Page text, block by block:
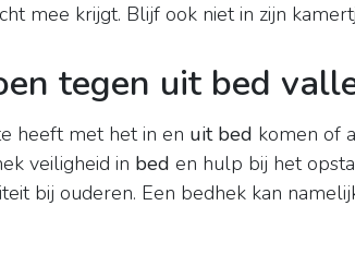
mee krijgt. Blijf ook niet in zijn
tegen uit bed
heeft met het in en uit bed komen of
veiligheid in bed en hulp bij het
bij ouderen. Een bedhek kan